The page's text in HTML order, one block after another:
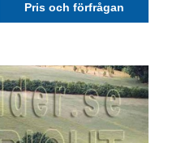
Pris och förfrågan